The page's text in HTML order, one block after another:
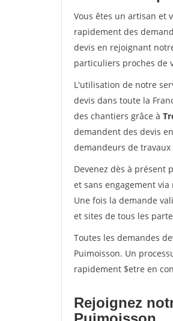
Vous êtes un artisan et
rapidement des
devis en rejoignant
particuliers proches de
L'utilisation de notre
devis dans toute la
des chantiers grâce à
demandent des devis
demandeurs de
Devenez dès à présent
et sans engagement
Une fois la demande
et sites de tous les
Toutes les demandes
Puimoisson. Un
rapidement $etre en
Rejoignez